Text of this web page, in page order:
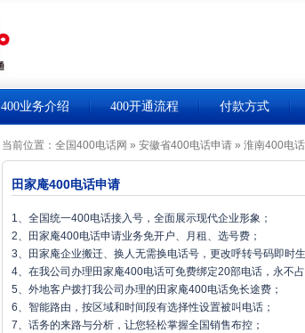
400业务介绍 400开通流程 付款方式
当前位置： 全国400电话网 » 安徽省400电话申请 » 淮南400电
田家庵400电话申请
1、全国统一400电话接入号，全面展示现代企业形象；
2、田家庵400电话申请业务免开户、月租、选号费；
3、田家庵企业搬迁、换人无需换电话号，更改呼转号码即时生
4、在我公司办理田家庵400电话可免费绑定20部电话，永不占
5、外地客户拨打我公司办理的田家庵400电话免长途费；
6、智能路由，按区域和时间段有选择性设置被叫电话；
7、话务的来路与分析，让您轻松掌握全国销售布控；